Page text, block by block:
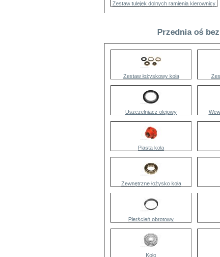
Zestaw tulejek dolnych ramienia kierownicy
Przednia oś
Zestaw łożyskowy koła
Uszczelniacz olejowy
Piasta koła
Zewnętrzne łożysko koła
Pierścień obrotowy
Koło